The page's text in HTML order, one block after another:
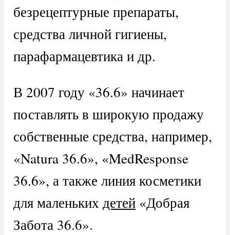
безрецептурные препараты,
средства личной гигиены,
парафармацевтика и др.
В 2007 году «36.6» начинает
поставлять в широкую продажу
собственные средства, например,
«Natura 36.6», «MedResponse
36.6», а также линия косметики
для маленькихдетей«Добрая
Забота 36.6».